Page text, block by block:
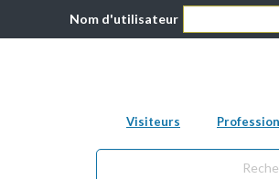
Nom d'utilisateur
Visiteurs
Formulaire de recherche
Chercher dans ce site